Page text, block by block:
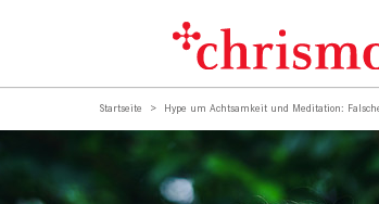
Startseite Hype um Achtsamkeit und Meditation: